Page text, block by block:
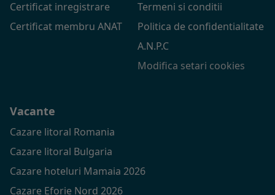
Certificat inregistrare
Certificat membru ANAT
Termeni si conditii
Politica de confidentialitate
A.N.P.C
Modifica setari cookies
Vacante
Cazare litoral Romania
Cazare litoral Bulgaria
Cazare hoteluri Mamaia 2026
Cazare Eforie Nord 2026